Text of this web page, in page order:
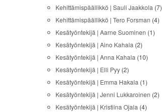
Kehittämispäällikkö | Sauli Jaakkola (7)
Kehittämispäällikkö | Tero Forsman (4)
Kesätyöntekijä | Aarne Suominen (1)
Kesätyöntekijä | Aino Kahala (2)
Kesätyöntekijä | Anna Kahala (10)
Kesätyöntekijä | Elli Pyy (2)
Kesätyöntekijä | Emma Hakala (1)
Kesätyöntekijä | Jenni Lukkaroinen (2)
Kesätyöntekijä | Kristiina Ojala (4)